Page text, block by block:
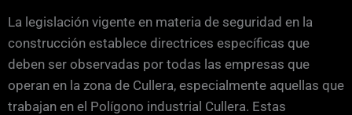
La legislación vigente en materia de seguridad en la
construcción establece directrices específicas que
deben ser observadas por todas las empresas que
operan en la zona de Cullera, especialmente aquellas que
trabajan en el Polígono industrial Cullera. Estas